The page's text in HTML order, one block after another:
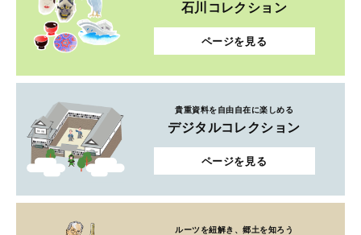
石川コレクション
ページを見る
貴重資料を自由自在に楽しめる
デジタルコレクション
ページを見る
ルーツを紐解き、郷土を知ろう